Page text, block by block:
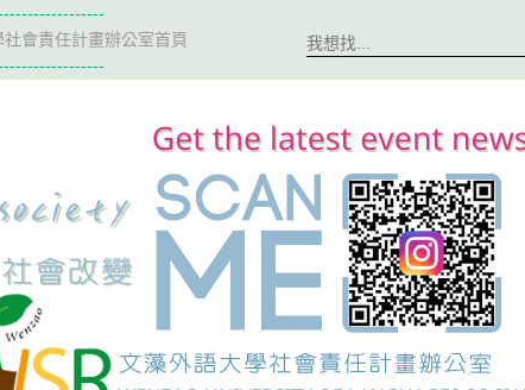
社會責任計畫辦公室首頁